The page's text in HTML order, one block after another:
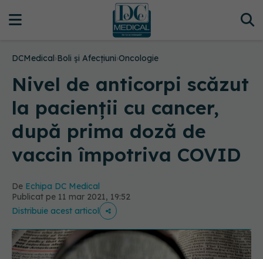
DCMedical›Boli și Afecțiuni›Oncologie
Nivel de anticorpi scăzut
la pacienții cu cancer,
după prima doză de
vaccin împotriva COVID
De Echipa DC Medical
Publicat pe 11 mar 2021, 19:52
Distribuie acest articol